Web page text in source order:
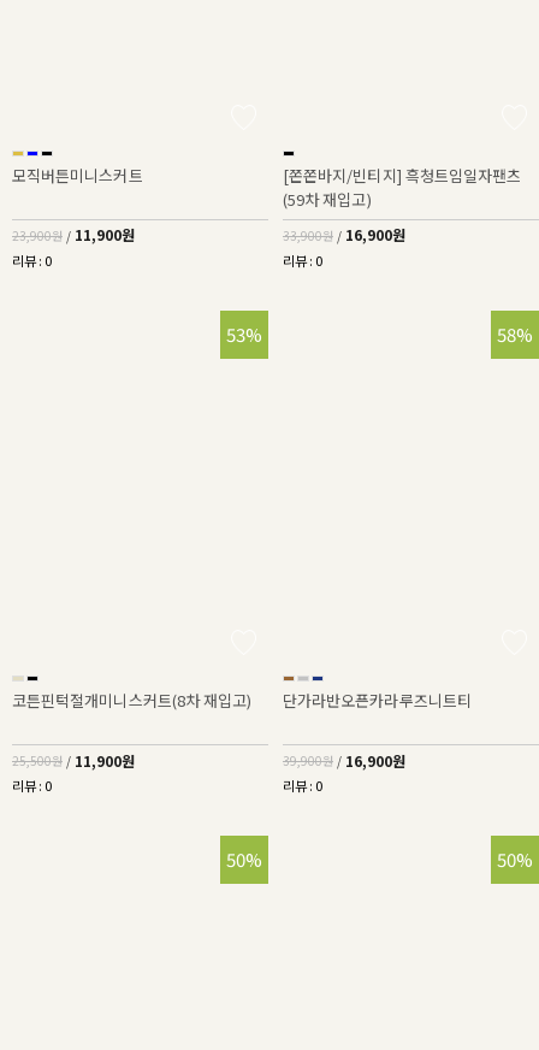
모직버튼미니스커트
23,900원 / 11,900원
리뷰 : 0
[쫀쫀바지/빈티지] 흑청트임일자팬츠
(59차 재입고)
33,900원 / 16,900원
리뷰 : 0
53%
코튼핀턱절개미니스커트(8차 재입고)
25,500원 / 11,900원
리뷰 : 0
58%
단가라반오픈카라루즈니트티
39,900원 / 16,900원
리뷰 : 0
50% 50%